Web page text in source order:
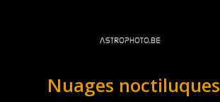
Nuages noctiluques